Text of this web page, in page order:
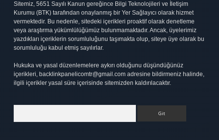
Sitemiz, 5651 Sayılı Kanun gereğince Bilgi Teknolojileri ve İletişim
Kurumu (BTK) tarafından onaylanmış bir Yer Sağlayıcı olarak hizmet
vermektedir. Bu nedenle, sitedeki içerikleri proaktif olarak denetleme
veya araştırma yükümlülüğümüz bulunmamaktadır. Ancak, üyelerimiz
yazdıkları içeriklerin sorumluluğunu taşımakta olup, siteye üye olarak bu
sorumluluğu kabul etmiş sayılırlar.
Hukuka ve yasal düzenlemelere aykırı olduğunu düşündüğünüz
içerikleri, backlinkpanelicomtr@gmail.com adresine bildirmeniz halinde,
ilgili içerikler yasal süre içerisinde sitemizden kaldırılacaktır.